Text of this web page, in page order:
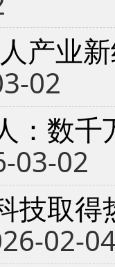
产业
02
：数
03-02
技取
02-